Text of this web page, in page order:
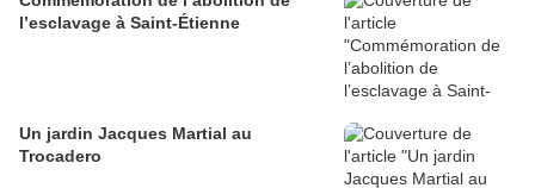
l’esclavage à Saint-Étienne
Un jardin Jacques Martial au
Trocadero